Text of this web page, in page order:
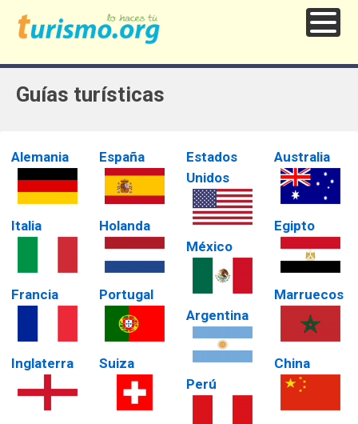
Guías turísticas
Alemania
Italia
Francia
Inglaterra
España
Holanda
Portugal
Suiza
Estados
Unidos
México
Argentina
Perú
Australia
Egipto
Marruecos
China